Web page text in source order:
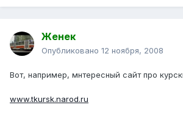
Женек
Опубликовано 12 ноября, 2008
Вот, например, мнтересный сайт про
www.tkursk.narod.ru